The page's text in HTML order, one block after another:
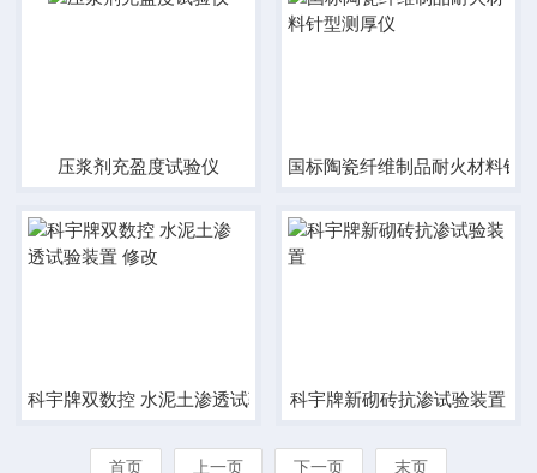
压浆剂充盈度试验仪 国标陶瓷纤维制品耐火材料针
科宇牌双数控 水泥土渗透试验装置 修改科宇牌新砌砖抗渗试验装置
首页 上一页 下一页 末页